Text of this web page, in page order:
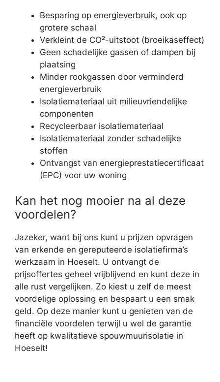
Besparing op energieverbruik, ook op
grotere schaal
Verkleint de CO²-uitstoot (broeikaseffect)
Geen schadelijke gassen of dampen bij
plaatsing
Minder rookgassen door verminderd
energieverbruik
Isolatiemateriaal uit milieuvriendelijke
componenten
Recycleerbaar isolatiemateriaal
Isolatiemateriaal zonder schadelijke
stoffen
Ontvangst van energieprestatiecertificaat
(EPC) voor uw woning
Kan het nog mooier na al deze
voordelen?
Jazeker, want bij ons kunt u prijzen opvragen
van erkende en gereputeerde isolatiefirma’s
werkzaam in Hoeselt. U ontvangt de
prijsoffertes geheel vrijblijvend en kunt deze in
alle rust vergelijken. Zo kiest u zelf de meest
voordelige oplossing en bespaart u een smak
geld. Op deze manier kunt u genieten van de
financiële voordelen terwijl u wel de garantie
heeft op kwalitatieve spouwmuurisolatie in
Hoeselt!